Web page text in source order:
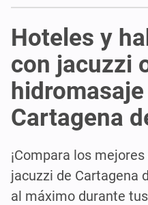
Hoteles y
con jacuzzi
hidromasaje
Cartagena
¡Compara los
jacuzzi de Cartagena
al máximo durante